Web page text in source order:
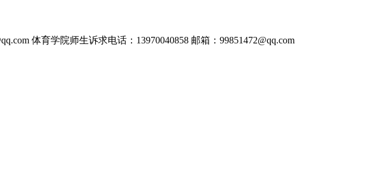
体育学院师生诉求电话：13970040858 邮箱：99851472@qq.com